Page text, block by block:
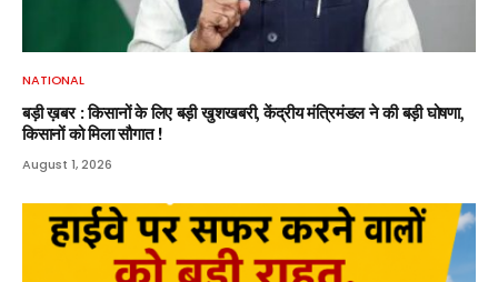
NATIONAL
बड़ी ख़बर : किसानों के लिए बड़ी खुशखबरी, केंद्रीय मंत्रिमंडल ने की बड़ी घोषणा,
किसानों को मिला सौगात !
August 1, 2026